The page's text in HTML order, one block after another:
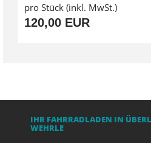
pro Stück (inkl. MwSt.)
120,00 EUR
IHR FAHRRADLADEN IN
WEHRLE